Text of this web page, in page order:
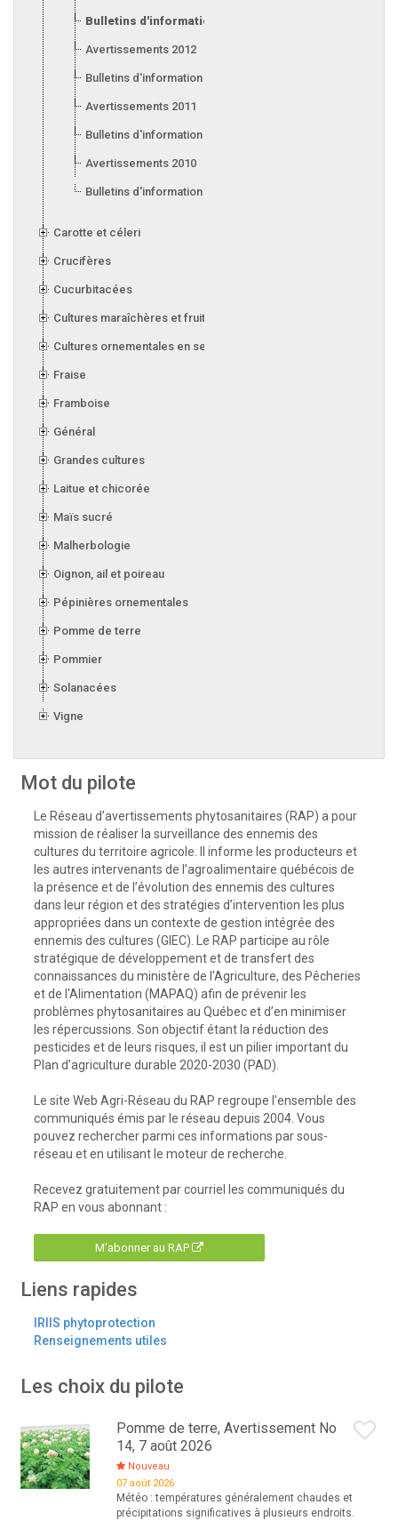
Bulletins d'information 2013
Avertissements 2012
Bulletins d'information 2012
Avertissements 2011
Bulletins d'information 2011
Avertissements 2010
Bulletins d'information 2010
Carotte et céleri
Crucifères
Cucurbitacées
Cultures maraîchères et fruitières en serre
Cultures ornementales en serre
Fraise
Framboise
Général
Grandes cultures
Laitue et chicorée
Maïs sucré
Malherbologie
Oignon, ail et poireau
Pépinières ornementales
Pomme de terre
Pommier
Solanacées
Vigne
Mot du pilote
Le Réseau d’avertissements phytosanitaires (RAP) a pour
mission de réaliser la surveillance des ennemis des
cultures du territoire agricole. Il informe les producteurs et
les autres intervenants de l’agroalimentaire québécois de
la présence et de l’évolution des ennemis des cultures
dans leur région et des stratégies d’intervention les plus
appropriées dans un contexte de gestion intégrée des
ennemis des cultures (GIEC). Le RAP participe au rôle
stratégique de développement et de transfert des
connaissances du ministère de l'Agriculture, des Pêcheries
et de l'Alimentation (MAPAQ) afin de prévenir les
problèmes phytosanitaires au Québec et d’en minimiser
les répercussions. Son objectif étant la réduction des
pesticides et de leurs risques, il est un pilier important du
Plan d’agriculture durable 2020-2030 (PAD).
Le site Web Agri-Réseau du RAP regroupe l’ensemble des
communiqués émis par le réseau depuis 2004. Vous
pouvez rechercher parmi ces informations par sous-
réseau et en utilisant le moteur de recherche.
Recevez gratuitement par courriel les communiqués du
RAP en vous abonnant :
M'abonner au RAP
Liens rapides
IRIIS phytoprotection
Renseignements utiles
Les choix du pilote
Pomme de terre, Avertissement No
14, 7 août 2026
Nouveau
07 août 2026
Météo : températures généralement chaudes et
précipitations significatives à plusieurs endroits.